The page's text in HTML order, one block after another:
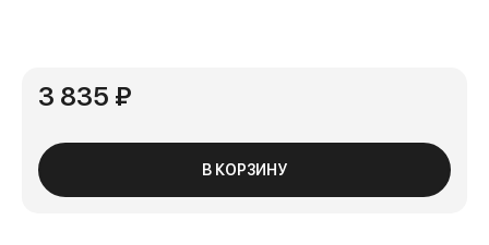
3 835 ₽
В КОРЗИНУ